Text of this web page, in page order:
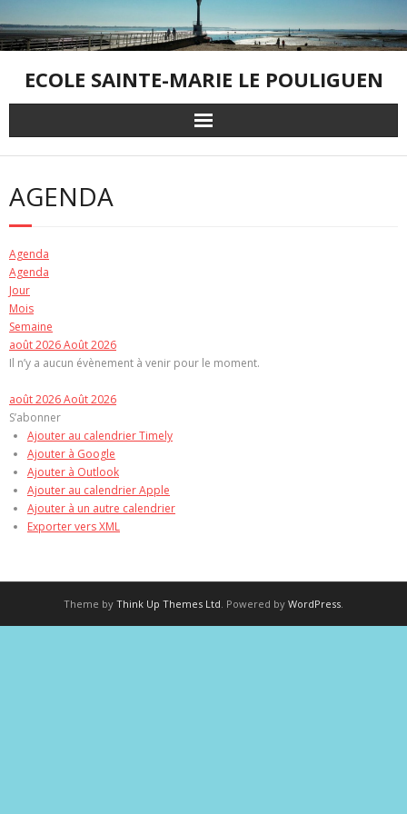
to
content
ECOLE SAINTE-MARIE LE POULIGUEN
AGENDA
Agenda
Agenda
Jour
Mois
Semaine
août 2026Août 2026
Il n’y a aucun évènement à venir pour le moment.
août 2026Août 2026
S’abonner
Ajouter au calendrier Timely
Ajouter à Google
Ajouter à Outlook
Ajouter au calendrier Apple
Ajouter à un autre calendrier
Exporter vers XML
Theme by Think Up Themes Ltd. Powered by WordPress.